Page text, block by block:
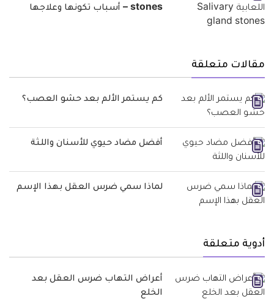
stones – أسباب تكونها وعلاجها
مقالات متعلقة
كم يستمر الألم بعد حشو العصب؟
أفضل مضاد حيوي للأسنان واللثة
لماذا سمي ضرس العقل بهذا الإسم
أدوية متعلقة
أعراض التهاب ضرس العقل بعد
الخلع